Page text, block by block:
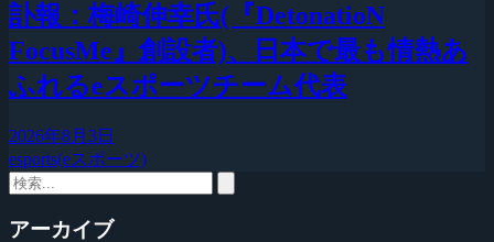
訃報：梅崎伸幸氏(『DetonatioN
FocusMe』創設者)、日本で最も情熱あ
ふれるeスポーツチーム代表
2026年8月3日
esports(eスポーツ)
アーカイブ